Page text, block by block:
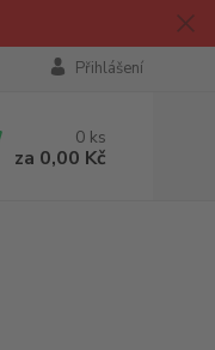
Přihlášení
0 ks
za 0,00 Kč